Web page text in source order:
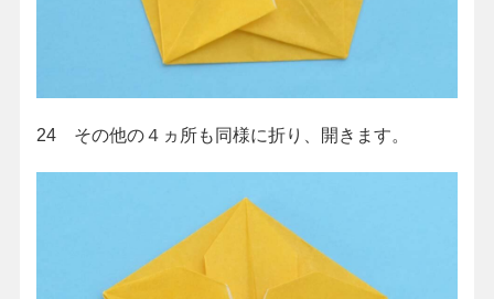
24 その他の４ヵ所も同様に折り、開きます。